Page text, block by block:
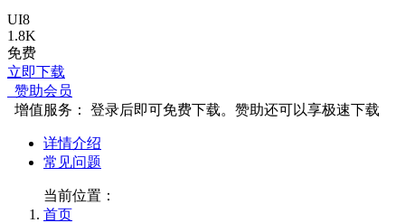
UI8
1.8K
免费
立即下载
赞助会员
增值服务： 登录后即可免费下载。赞助还可以享极速下载
详情介绍
常见问题
当前位置：
首页